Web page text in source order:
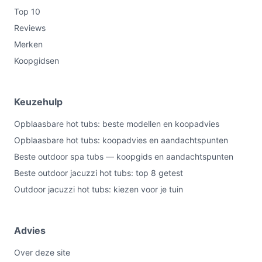
Controleer en vervang of reinig de filtercartridge zoals
beschadigingen. Controleer ook de staat van de
Wat is de belangrijkste afweging bij dit type product?
De kernafweging is draagbaarheid versus vaste
installatie: een opblaasbaar bad is ruimtebesparend en
mobiel, maar biedt doorgaans minder vaste comfort- en
afwerkingsopties dan een permanente cold plunge.
en afmetingen zorgvuldig.
Conclusie
MPN 6002Q) is geschikt voor wie een draagbaar,
Top 10
Reviews
Merken
Koopgidsen
Keuzehulp
Opblaasbare hot tubs: beste modellen en koopadvies
Opblaasbare hot tubs: koopadvies en aandachtspunten
Beste outdoor spa tubs — koopgids en aandachtspunten
Beste outdoor jacuzzi hot tubs: top 8 getest
Outdoor jacuzzi hot tubs: kiezen voor je tuin
Advies
Over deze site